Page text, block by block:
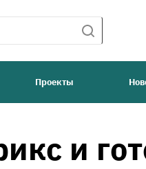
Проекты
и